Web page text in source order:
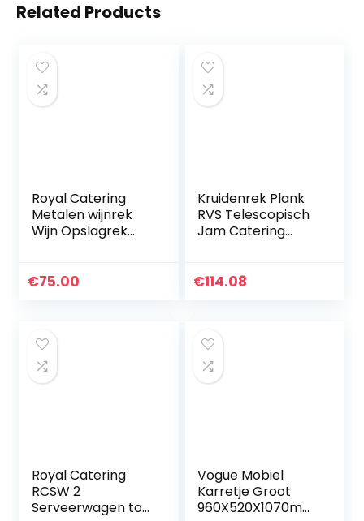
Related Products
Royal Catering
Metalen wijnrek
Wijn Opslagrek
Zilver RCMR-
€75.00
Kruidenrek Plank
RVS Telescopisch
Jam Catering
Specerij Dispenser
€114.08
Royal Catering
RCSW 2
Serveerwagen tot
Vogue Mobiel
Karretje Groot
960X520X1070mm